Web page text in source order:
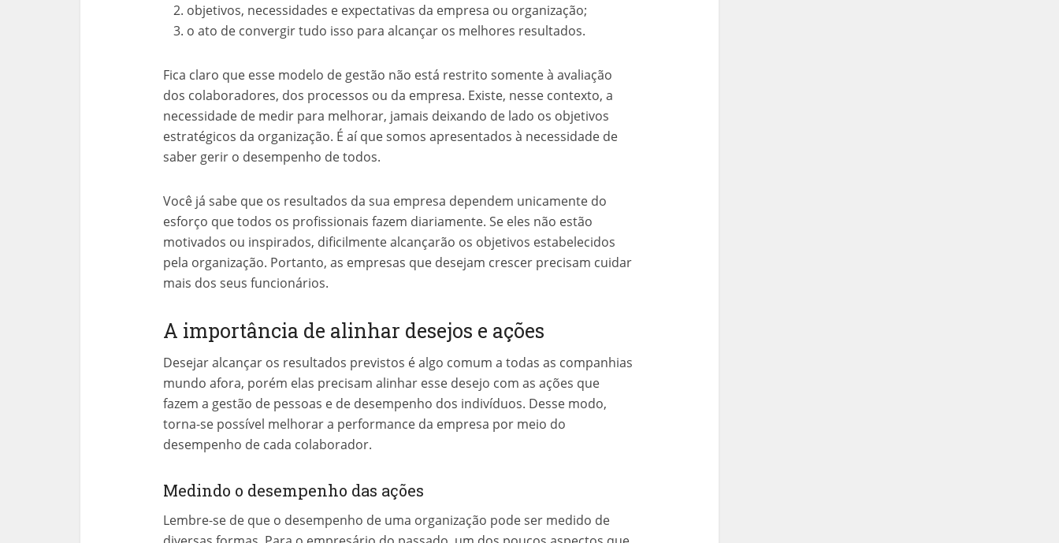
objetivos, necessidades e expectativas da empresa ou organização;
o ato de convergir tudo isso para alcançar os melhores resultados.
Fica claro que esse modelo de gestão não está restrito somente à avaliação
dos colaboradores, dos processos ou da empresa. Existe, nesse contexto, a
necessidade de medir para melhorar, jamais deixando de lado os objetivos
estratégicos da organização. É aí que somos apresentados à necessidade de
saber gerir o desempenho de todos.
Você já sabe que os resultados da sua empresa dependem unicamente do
esforço que todos os profissionais fazem diariamente. Se eles não estão
motivados ou inspirados, dificilmente alcançarão os objetivos estabelecidos
pela organização. Portanto, as empresas que desejam crescer precisam cuidar
mais dos seus funcionários.
A importância de alinhar desejos e ações
Desejar alcançar os resultados previstos é algo comum a todas as companhias
mundo afora, porém elas precisam alinhar esse desejo com as ações que
fazem a gestão de pessoas e de desempenho dos indivíduos. Desse modo,
torna-se possível melhorar a performance da empresa por meio do
desempenho de cada colaborador.
Medindo o desempenho das ações
Lembre-se de que o desempenho de uma organização pode ser medido de